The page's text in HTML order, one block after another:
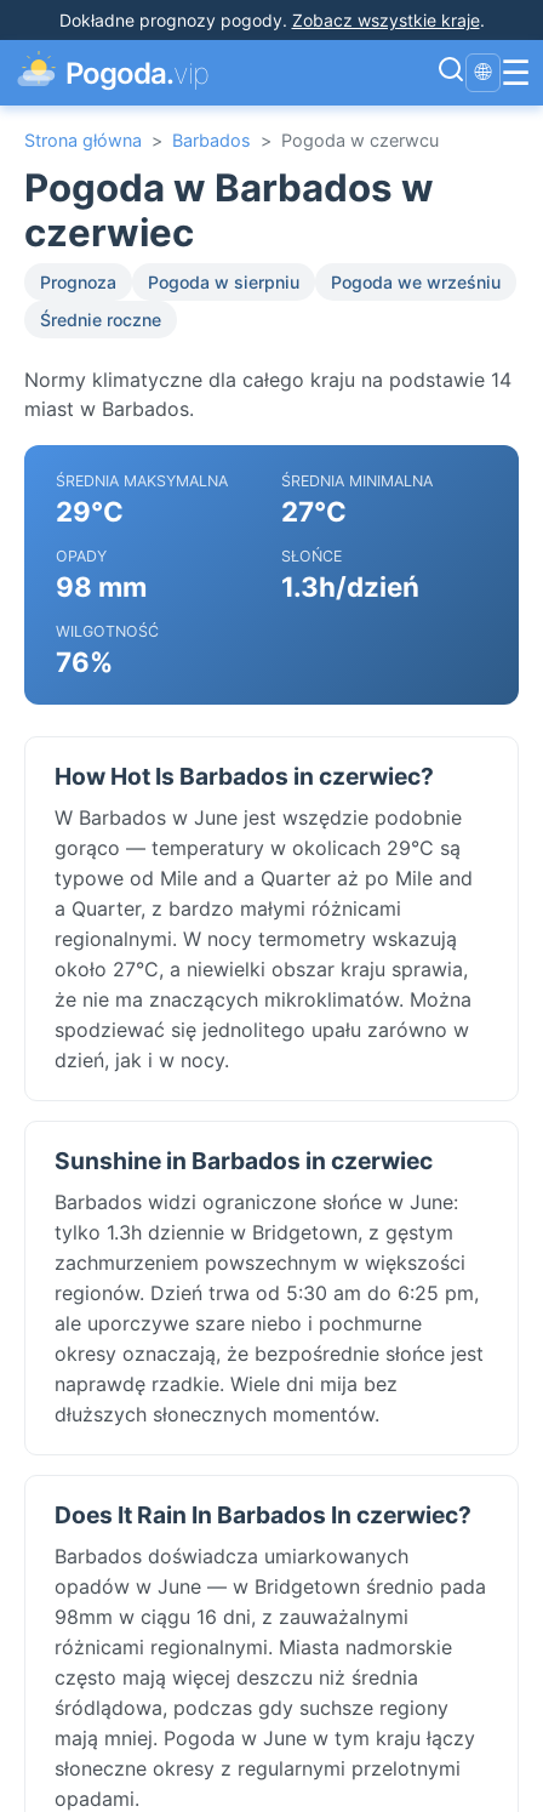
Dokładne prognozy pogody. Zobacz wszystkie kraje.
Pogoda.vip 🌐 ☰
Strona główna > Barbados > Pogoda w czerwcu
Pogoda w Barbados w
czerwiec
Prognoza Pogoda w sierpniu
Pogoda we wrześniu
Średnie roczne
Normy klimatyczne dla całego kraju na podstawie 14
miast w Barbados.
ŚREDNIA MAKSYMALNA
29°C
ŚREDNIA MINIMALNA
27°C
OPADY
98 mm
SŁOŃCE
1.3h/dzień
WILGOTNOŚĆ
76%
How Hot Is Barbados in czerwiec?
W Barbados w June jest wszędzie podobnie
gorąco — temperatury w okolicach 29°C są
typowe od Mile and a Quarter aż po Mile and
a Quarter, z bardzo małymi różnicami
regionalnymi. W nocy termometry wskazują
około 27°C, a niewielki obszar kraju sprawia,
że nie ma znaczących mikroklimatów. Można
spodziewać się jednolitego upału zarówno w
dzień, jak i w nocy.
Sunshine in Barbados in czerwiec
Barbados widzi ograniczone słońce w June:
tylko 1.3h dziennie w Bridgetown, z gęstym
zachmurzeniem powszechnym w większości
regionów. Dzień trwa od 5:30 am do 6:25 pm,
ale uporczywe szare niebo i pochmurne
okresy oznaczają, że bezpośrednie słońce jest
naprawdę rzadkie. Wiele dni mija bez
dłuższych słonecznych momentów.
Does It Rain In Barbados In czerwiec?
Barbados doświadcza umiarkowanych
opadów w June — w Bridgetown średnio pada
98mm w ciągu 16 dni, z zauważalnymi
różnicami regionalnymi. Miasta nadmorskie
często mają więcej deszczu niż średnia
śródlądowa, podczas gdy suchsze regiony
mają mniej. Pogoda w June w tym kraju łączy
słoneczne okresy z regularnymi przelotnymi
opadami.